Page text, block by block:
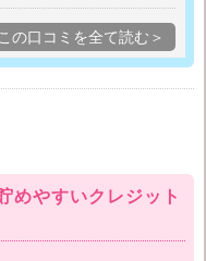
この口コミを全て読む＞
めやすいクレジット